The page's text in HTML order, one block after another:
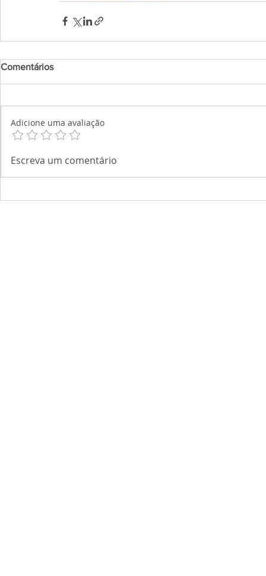
Comentários
Adicione uma avaliação
Escreva um comentário